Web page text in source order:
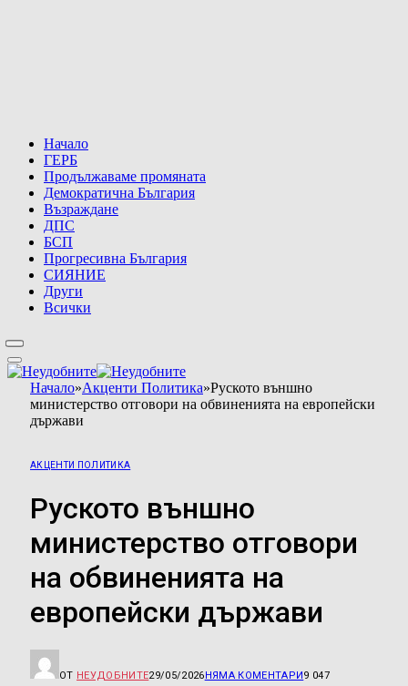
Начало
ГЕРБ
Продължаваме промяната
Демократична България
Възраждане
ДПС
БСП
Прогресивна България
СИЯНИЕ
Други
Всички
Начало»Акценти Политика»Руското външно
министерство отговори на обвиненията на европейски
държави
АКЦЕНТИ ПОЛИТИКА
Руското външно
министерство отговори
на обвиненията на
европейски държави
ОТ НЕУДОБНИТЕ29/05/2026НЯМА КОМЕНТАРИ9 047